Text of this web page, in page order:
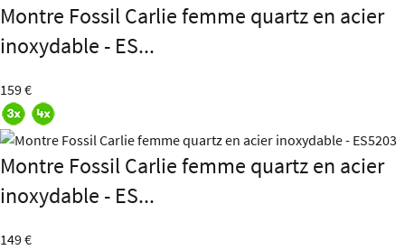
Montre Fossil Carlie femme quartz en acier
inoxydable - ES...
159 €
Montre Fossil Carlie femme quartz en acier
inoxydable - ES...
149 €